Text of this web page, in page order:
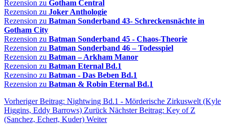
Rezension zu Gotham Central
Rezension zu Joker Anthologie
Rezension zu Batman Sonderband 43- Schreckensnächte in
Gotham City
Rezension zu Batman Sonderband 45 - Chaos-Theorie
Rezension zu Batman Sonderband 46 – Todesspiel
Rezension zu Batman – Arkham Manor
Rezension zu Batman Eternal Bd.1
Rezensino zu Batman - Das Beben Bd.1
Rezension zu Batman & Robin Eternal Bd.1
Vorheriger Beitrag: Nightwing Bd.1 - Mörderische Zirkuswelt (Kyle
Higgins, Eddy Barrows) Zurück Nächster Beitrag: Key of Z
(Sanchez, Echert, Kuder) Weiter